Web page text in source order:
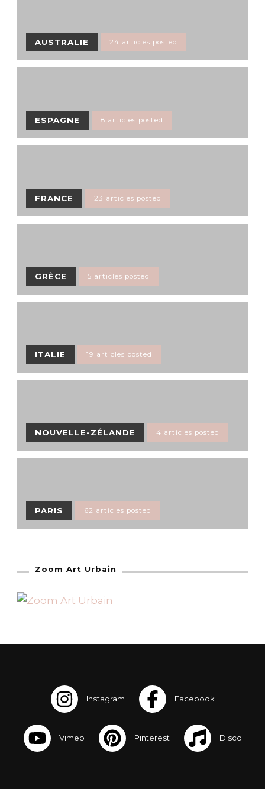
AUSTRALIE 24 articles posted
ESPAGNE 8 articles posted
FRANCE 23 articles posted
GRÈCE 5 articles posted
ITALIE 19 articles posted
NOUVELLE-ZÉLANDE 4 articles posted
PARIS 62 articles posted
Zoom Art Urbain